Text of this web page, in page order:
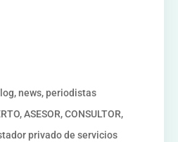
news, periodistas
ASESOR, CONSULTOR,
privado de servicios